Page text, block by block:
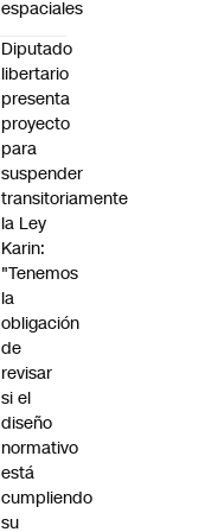
espaciales
Diputado
libertario
presenta
proyecto
para
suspender
transitoriamente
la Ley
Karin:
"Tenemos
la
obligación
de
revisar
si el
diseño
normativo
está
cumpliendo
su